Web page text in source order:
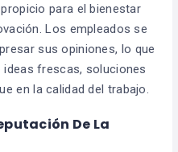
para el bienestar
Los empleados se
sus opiniones, lo que
ideas frescas, soluciones
en la calidad del trabajo.
De La